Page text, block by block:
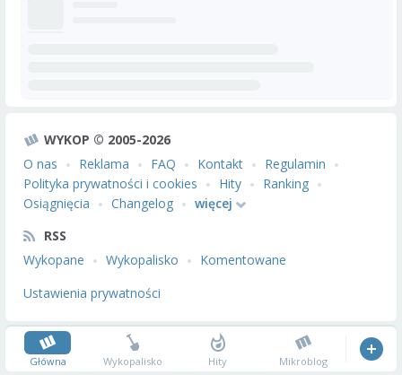
WYKOP © 2005-2026
O nas
Reklama FAQ Kontakt
Regulamin
Polityka prywatności i cookies
Hity
Ranking
Osiągnięcia
Changelog
więcej
RSS
Wykopane
Wykopalisko
Komentowane
Ustawienia prywatności
Główna Wykopalisko Hity Mikroblog